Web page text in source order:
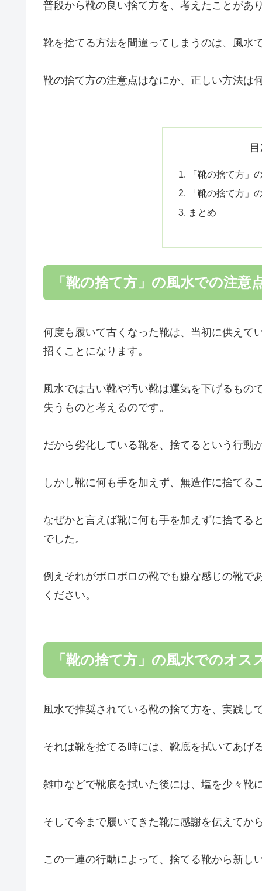
普段から靴の良い捨て方を、考えたことがあ
靴を捨てる方法を間違ってしまうのは、風水
靴の捨て方の注意点はなにか、正しい方法は
「靴の捨て方」
「靴の捨て方」
まとめ
「靴の捨て方」の風水での注意
何度も履いて古くなった靴は、当初に供えて
招くことになります。
風水では古い靴や汚い靴は運気を下げるもの
失うものと考えるのです。
だから劣化している靴を、捨てるという行動
しかし靴に何も手を加えず、無造作に捨てる
なぜかと言えば靴に何も手を加えずに捨てる
でした。
例えそれがボロボロの靴でも嫌な感じの靴で
ください。
「靴の捨て方」の風水でのオス
風水で推奨されている靴の捨て方を、実践し
それは靴を捨てる時には、靴底を拭いてあげ
雑巾などで靴底を拭いた後には、塩を少々靴
そして今まで履いてきた靴に感謝を伝えてか
この一連の行動によって、捨てる靴から新し